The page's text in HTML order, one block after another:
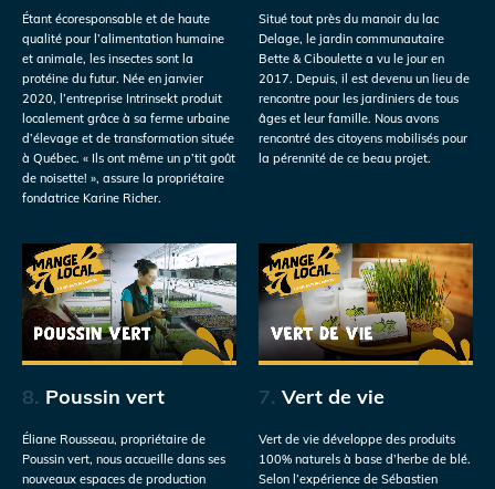
Étant écoresponsable et de haute
qualité pour l’alimentation humaine
et animale, les insectes sont la
protéine du futur. Née en janvier
2020, l’entreprise Intrinsekt produit
localement grâce à sa ferme urbaine
d’élevage et de transformation située
à Québec. « Ils ont même un p’tit goût
de noisette! », assure la propriétaire
fondatrice Karine Richer.
Situé tout près du manoir du lac
Delage, le jardin communautaire
Bette & Ciboulette a vu le jour en
2017. Depuis, il est devenu un lieu de
rencontre pour les jardiniers de tous
âges et leur famille. Nous avons
rencontré des citoyens mobilisés pour
la pérennité de ce beau projet.
8. Poussin vert
Éliane Rousseau, propriétaire de
Poussin vert, nous accueille dans ses
nouveaux espaces de production
7. Vert de vie
Vert de vie développe des produits
100% naturels à base d’herbe de blé.
Selon l’expérience de Sébastien